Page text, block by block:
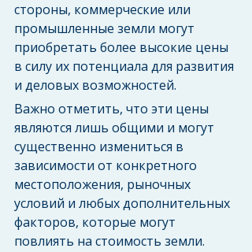
стороны, коммерческие или
промышленные земли могут
приобретать более высокие цены
в силу их потенциала для развития
и деловых возможностей.
Важно отметить, что эти цены
являются лишь общими и могут
существенно измениться в
зависимости от конкретного
местоположения, рыночных
условий и любых дополнительных
факторов, которые могут
повлиять на стоимость земли.